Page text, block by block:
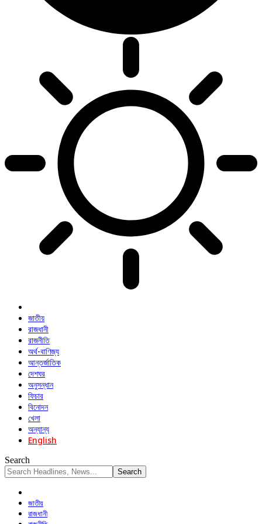
জাতীয়
রাজধানী
রাজনীতি
অর্থ-বাণিজ্য
আন্তর্জাতিক
দেশঘর
অনুসন্ধান
ফিচার
বিনোদন
খেলা
অন্যান্য
English
Search
জাতীয়
রাজধানী